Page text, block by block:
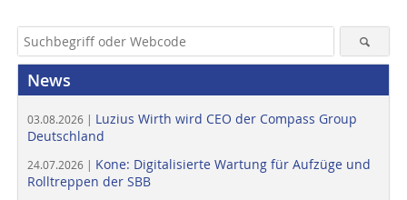
News
03.08.2026 | Luzius Wirth wird CEO der Compass Group
Deutschland
24.07.2026 | Kone: Digitalisierte Wartung für Aufzüge und
Rolltreppen der SBB